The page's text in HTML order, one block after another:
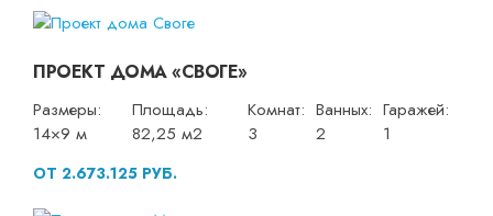
ПРОЕКТ ДОМА «СВОГЕ»
Размеры:
14×9 м
Площадь:
82,25 м2
Комнат:
3
Ванных:
2
Гаражей:
1
ОТ 2.673.125 РУБ.